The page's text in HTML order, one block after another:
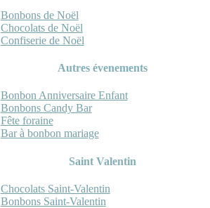
Bonbons de Noël
Chocolats de Noël
Confiserie de Noël
Autres évenements
Bonbon Anniversaire Enfant
Bonbons Candy Bar
Fête foraine
Bar à bonbon mariage
Saint Valentin
Chocolats Saint-Valentin
Bonbons Saint-Valentin